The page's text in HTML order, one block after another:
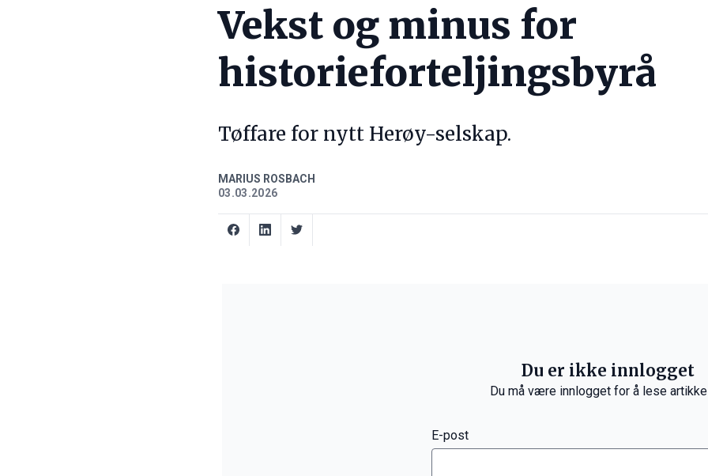
Vekst og minus for
historieforteljingsbyrå
Tøffare for nytt Herøy-selskap.
MARIUS ROSBACH
03.03.2026
Du er ikke innlogget
Du må være innlogget for å lese
E-post